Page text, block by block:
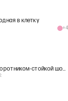
в клетку
+4
Водолазка с воротником-стойкой шоколадного цвета